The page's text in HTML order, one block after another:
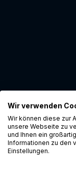
Wir verwenden
Wir können diese zur
unsere Webseite zu
und Ihnen ein
Informationen zu den
Einstellungen.